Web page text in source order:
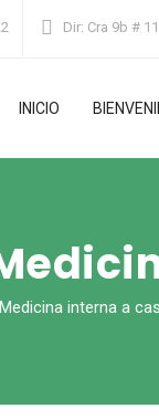
Dir: Cra 9b #
INICIO
interna a